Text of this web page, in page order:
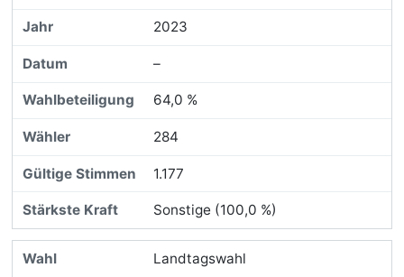
2023
–
64,0 %
284
1.177
Sonstige (100,0 %)
Landtagswahl